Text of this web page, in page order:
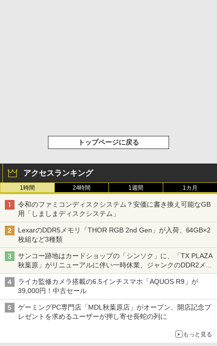
トップページに戻る
アクセスランキング
1時間 24時間 1週間 1カ月
令和のファミコンディスクシステム？安価に書き換え可能なGB
用「しましまディスクシステム」
LexarのDDR5メモリ「THOR RGB 2nd Gen」が入荷、64GB×2
枚組など3種類
サンコー跡地はカードショップの「シンソク」に、「TX PLAZA
秋葉原」がリニューアルに伴い一時休業、ジャンクのDDR2メモ
リが100円で販売など～ 最近の秋葉原 ～
ライカ監修カメラ搭載の6.5インチスマホ「AQUOS R9」が
39,000円！中古セール
ゲーミングPC専門店「MDL秋葉原店」がオープン、開店記念プ
レゼントを求めるユーザーが押し寄せ長蛇の列に
もっと見る